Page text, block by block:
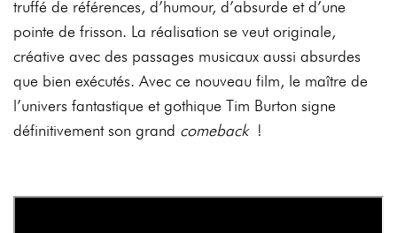
truffé de références, d’humour, d’absurde et d’une
pointe de frisson. La réalisation se veut originale,
créative avec des passages musicaux aussi absurdes
que bien exécutés. Avec ce nouveau film, le maître de
l’univers fantastique et gothique Tim Burton signe
définitivement son grand comeback !